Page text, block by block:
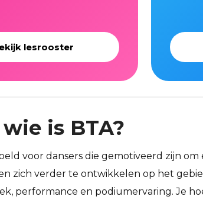
lesrooster
is BTA?
voor dansers die gemotiveerd zijn om
zich verder te ontwikkelen op het
performance en podiumervaring. Je